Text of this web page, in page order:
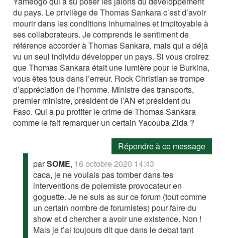
du pays. Le privilège de Thomas Sankara c’est d’avoir
mourir dans les conditions inhumaines et impitoyable à
ses collaborateurs. Je comprends le sentiment de
référence accorder à Thomas Sankara, mais qui a déjà
vu un seul individu développer un pays. Si vous croirez
que Thomas Sankara était une lumière pour le Burkina,
vous êtes tous dans l’erreur. Rock Christian se trompe
d’appréciation de l’homme. Ministre des transports,
premier ministre, président de l’AN et président du
Faso. Qui a pu profiter le crime de Thomas Sankara
comme le fait remarquer un certain Yacouba Zida ?
Répondre à ce message
parSOME, 16 octobre 2020 14:43
caca, je ne voulais pas tomber dans tes
interventions de polemiste provocateur en
goguette. Je ne suis as sur ce forum (tout comme
un certain nombre de forumistes) pour faire du
show et d chercher a avoir une existence. Non !
Mais je t’ai toujours dit que dans le debat tant